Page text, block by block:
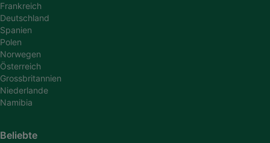
Frankreich
Deutschland
Spanien
Polen
Norwegen
Österreich
Grossbritannien
Niederlande
Namibia
Beliebte